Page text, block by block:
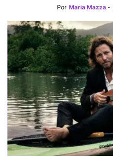
Por Maria Mazza -